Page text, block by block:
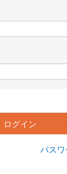
ログイン
パスワ